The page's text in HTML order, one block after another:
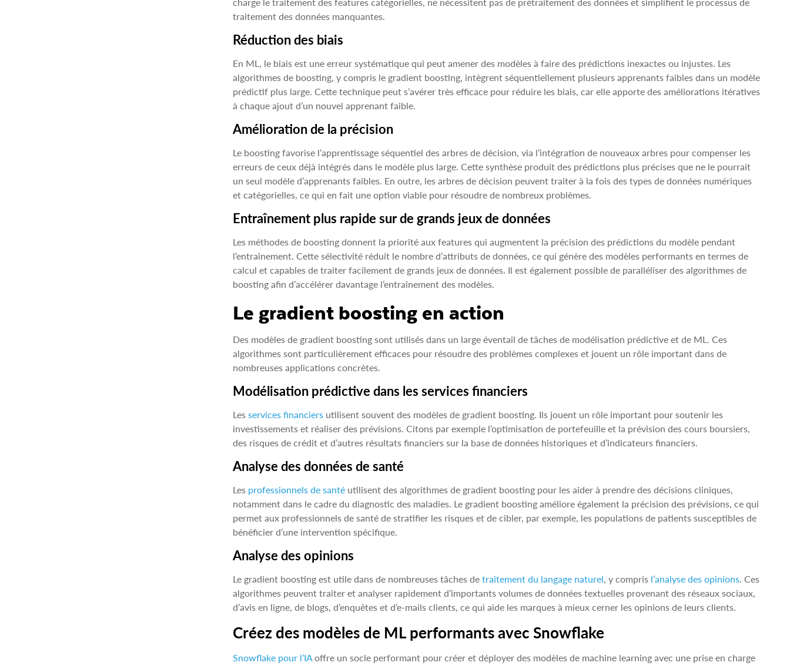
traitement des données manquantes.
Réduction des biais
En ML, le biais est une erreur systématique qui peut amener des modèles à faire des prédictions inexactes ou injustes. Les
algorithmes de boosting, y compris le gradient boosting, intègrent séquentiellement plusieurs apprenants faibles dans un modèle
prédictif plus large. Cette technique peut s’avérer très efficace pour réduire les biais, car elle apporte des améliorations itératives
à chaque ajout d’un nouvel apprenant faible.
Amélioration de la précision
Le boosting favorise l’apprentissage séquentiel des arbres de décision, via l’intégration de nouveaux arbres pour compenser les
erreurs de ceux déjà intégrés dans le modèle plus large. Cette synthèse produit des prédictions plus précises que ne le pourrait
un seul modèle d’apprenants faibles. En outre, les arbres de décision peuvent traiter à la fois des types de données numériques
et catégorielles, ce qui en fait une option viable pour résoudre de nombreux problèmes.
Entraînement plus rapide sur de grands jeux de données
Les méthodes de boosting donnent la priorité aux features qui augmentent la précision des prédictions du modèle pendant
l’entraînement. Cette sélectivité réduit le nombre d’attributs de données, ce qui génère des modèles performants en termes de
calcul et capables de traiter facilement de grands jeux de données. Il est également possible de paralléliser des algorithmes de
boosting afin d’accélérer davantage l’entraînement des modèles.
Le gradient boosting en action
Des modèles de gradient boosting sont utilisés dans un large éventail de tâches de modélisation prédictive et de ML. Ces
algorithmes sont particulièrement efficaces pour résoudre des problèmes complexes et jouent un rôle important dans de
nombreuses applications concrètes.
Modélisation prédictive dans les services financiers
Les services financiers utilisent souvent des modèles de gradient boosting. Ils jouent un rôle important pour soutenir les
investissements et réaliser des prévisions. Citons par exemple l’optimisation de portefeuille et la prévision des cours boursiers,
des risques de crédit et d’autres résultats financiers sur la base de données historiques et d’indicateurs financiers.
Analyse des données de santé
Les professionnels de santé utilisent des algorithmes de gradient boosting pour les aider à prendre des décisions cliniques,
notamment dans le cadre du diagnostic des maladies. Le gradient boosting améliore également la précision des prévisions, ce qui
permet aux professionnels de santé de stratifier les risques et de cibler, par exemple, les populations de patients susceptibles de
bénéficier d’une intervention spécifique.
Analyse des opinions
Le gradient boosting est utile dans de nombreuses tâches de traitement du langage naturel, y compris l’analyse des opinions. Ces
algorithmes peuvent traiter et analyser rapidement d’importants volumes de données textuelles provenant des réseaux sociaux,
d’avis en ligne, de blogs, d’enquêtes et d’e-mails clients, ce qui aide les marques à mieux cerner les opinions de leurs clients.
Créez des modèles de ML performants avec Snowflake
Snowflake pour l’IAoffre un socle performant pour créer et déployer des modèles de machine learning avec une prise en charge